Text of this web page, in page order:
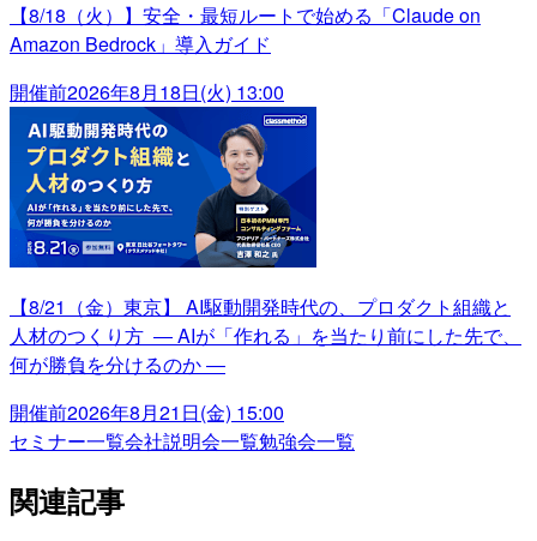
【8/18（火）】安全・最短ルートで始める「Claude on
Amazon Bedrock」導入ガイド
開催前2026年8月18日(火) 13:00
【8/21（金）東京】 AI駆動開発時代の、プロダクト組織と
人材のつくり方 ― AIが「作れる」を当たり前にした先で、
何が勝負を分けるのか ―
開催前2026年8月21日(金) 15:00
セミナー一覧会社説明会一覧勉強会一覧
関連記事